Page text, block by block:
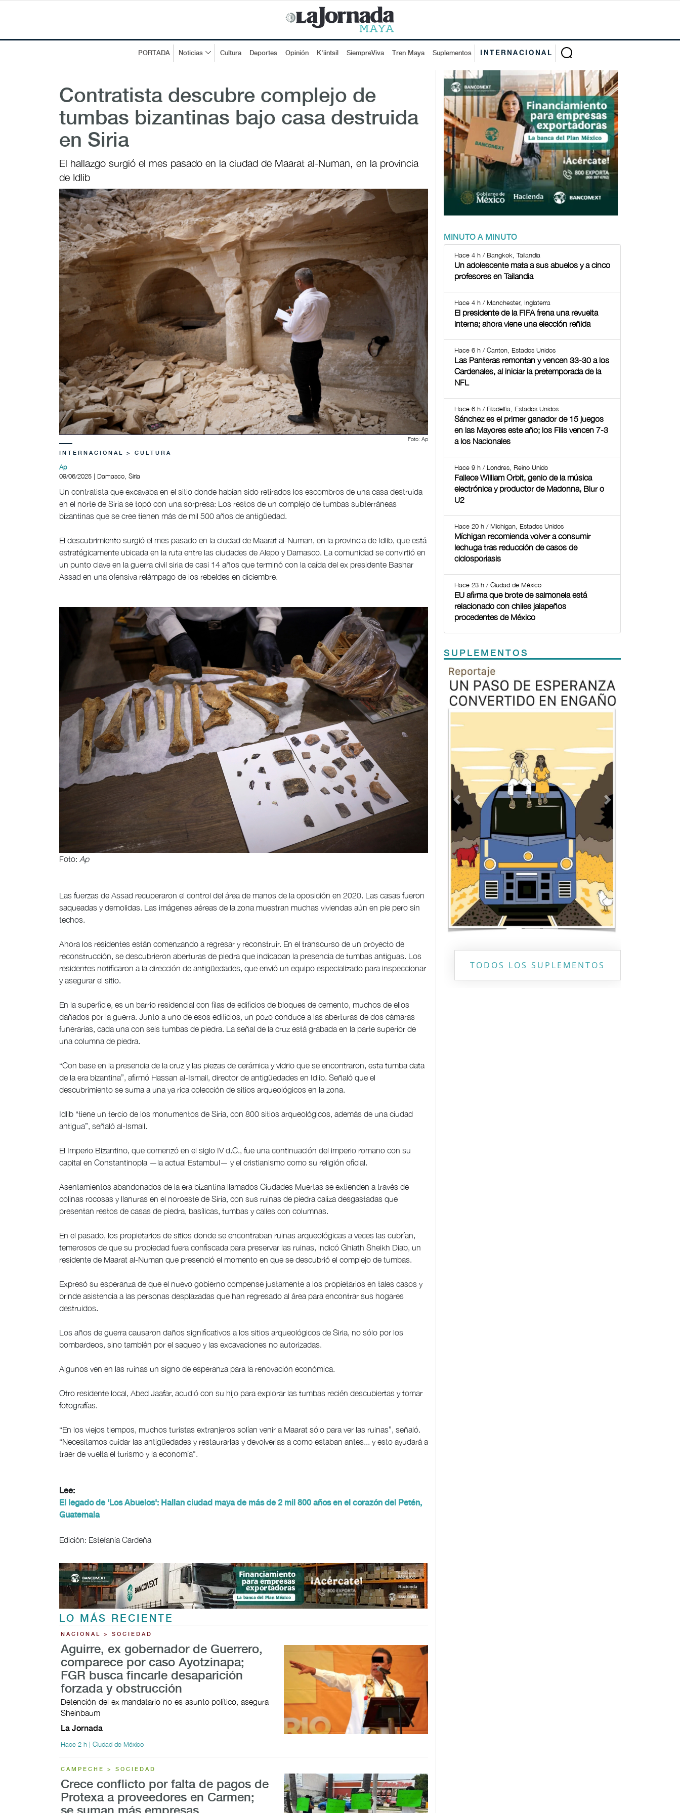
PORTADA Noticias Cultura Deportes Opinión K'iintsil SiempreViva Tren Maya Suplementos INTERNACIONAL
Contratista descubre complejo de
tumbas bizantinas bajo casa destruida
en Siria
El hallazgo surgió el mes pasado en la ciudad de Maarat al-Numan, en la provincia
de Idlib
Foto: Ap
INTERNACIONAL > CULTURA
Ap
09/06/2025 | Damasco, Siria
Un contratista que excavaba en el sitio donde habían sido retirados los escombros de una casa destruida
en el norte de Siria se topó con una sorpresa: Los restos de un complejo de tumbas subterráneas
bizantinas que se cree tienen más de mil 500 años de antigüedad.
El descubrimiento surgió el mes pasado en la ciudad de Maarat al-Numan, en la provincia de Idlib, que está
estratégicamente ubicada en la ruta entre las ciudades de Alepo y Damasco. La comunidad se convirtió en
un punto clave en la guerra civil siria de casi 14 años que terminó con la caída del ex presidente Bashar
Assad en una ofensiva relámpago de los rebeldes en diciembre.
Foto: Ap
Las fuerzas de Assad recuperaron el control del área de manos de la oposición en 2020. Las casas fueron
saqueadas y demolidas. Las imágenes aéreas de la zona muestran muchas viviendas aún en pie pero sin
techos.
Ahora los residentes están comenzando a regresar y reconstruir. En el transcurso de un proyecto de
reconstrucción, se descubrieron aberturas de piedra que indicaban la presencia de tumbas antiguas. Los
residentes notificaron a la dirección de antigüedades, que envió un equipo especializado para inspeccionar
y asegurar el sitio.
En la superficie, es un barrio residencial con filas de edificios de bloques de cemento, muchos de ellos
dañados por la guerra. Junto a uno de esos edificios, un pozo conduce a las aberturas de dos cámaras
funerarias, cada una con seis tumbas de piedra. La señal de la cruz está grabada en la parte superior de
una columna de piedra.
“Con base en la presencia de la cruz y las piezas de cerámica y vidrio que se encontraron, esta tumba data
de la era bizantina”, afirmó Hassan al-Ismail, director de antigüedades en Idlib. Señaló que el
descubrimiento se suma a una ya rica colección de sitios arqueológicos en la zona.
Idlib “tiene un tercio de los monumentos de Siria, con 800 sitios arqueológicos, además de una ciudad
antigua”, señaló al-Ismail.
El Imperio Bizantino, que comenzó en el siglo IV d.C., fue una continuación del imperio romano con su
capital en Constantinopla —la actual Estambul— y el cristianismo como su religión oficial.
Asentamientos abandonados de la era bizantina llamados Ciudades Muertas se extienden a través de
colinas rocosas y llanuras en el noroeste de Siria, con sus ruinas de piedra caliza desgastadas que
presentan restos de casas de piedra, basílicas, tumbas y calles con columnas.
En el pasado, los propietarios de sitios donde se encontraban ruinas arqueológicas a veces las cubrían,
temerosos de que su propiedad fuera confiscada para preservar las ruinas, indicó Ghiath Sheikh Diab, un
residente de Maarat al-Numan que presenció el momento en que se descubrió el complejo de tumbas.
Expresó su esperanza de que el nuevo gobierno compense justamente a los propietarios en tales casos y
brinde asistencia a las personas desplazadas que han regresado al área para encontrar sus hogares
destruidos.
Los años de guerra causaron daños significativos a los sitios arqueológicos de Siria, no sólo por los
bombardeos, sino también por el saqueo y las excavaciones no autorizadas.
Algunos ven en las ruinas un signo de esperanza para la renovación económica.
Otro residente local, Abed Jaafar, acudió con su hijo para explorar las tumbas recién descubiertas y tomar
fotografías.
“En los viejos tiempos, muchos turistas extranjeros solían venir a Maarat sólo para ver las ruinas”, señaló.
“Necesitamos cuidar las antigüedades y restaurarlas y devolverlas a como estaban antes... y esto ayudará a
traer de vuelta el turismo y la economía".
Lee:
El legado de 'Los Abuelos': Hallan ciudad maya de más de 2 mil 800 años en el corazón del Petén,
Guatemala
Edición: Estefanía Cardeña
LO MÁS RECIENTE
NACIONAL > SOCIEDAD
Aguirre, ex gobernador de Guerrero,
comparece por caso Ayotzinapa;
FGR busca fincarle desaparición
forzada y obstrucción
Detención del ex mandatario no es asunto político, asegura
Sheinbaum
La Jornada
Hace 2 h | Ciudad de México
CAMPECHE > SOCIEDAD
Crece conflicto por falta de pagos de
Protexa a proveedores en Carmen;
MINUTO A MINUTO
Hace 4 h / Bangkok, Tailandia
Un adolescente mata a sus abuelos y a cinco
profesores en Tailandia
Hace 4 h / Manchester, Inglaterra
El presidente de la FIFA frena una revuelta
interna; ahora viene una elección reñida
Hace 6 h / Canton, Estados Unidos
Las Panteras remontan y vencen 33-30 a los
Cardenales, al iniciar la pretemporada de la
NFL
Hace 6 h / Filadelfia, Estados Unidos
Sánchez es el primer ganador de 15 juegos
en las Mayores este año; los Filis vencen 7-3
a los Nacionales
Hace 9 h / Londres, Reino Unido
Fallece William Orbit, genio de la música
electrónica y productor de Madonna, Blur o
U2
Hace 20 h / Michigan, Estados Unidos
Míchigan recomienda volver a consumir
lechuga tras reducción de casos de
ciclosporiasis
Hace 23 h / Ciudad de México
EU afirma que brote de salmonela está
relacionado con chiles jalapeños
procedentes de México
SUPLEMENTOS
Previous
TODOS LOS SUPLEMENTOS